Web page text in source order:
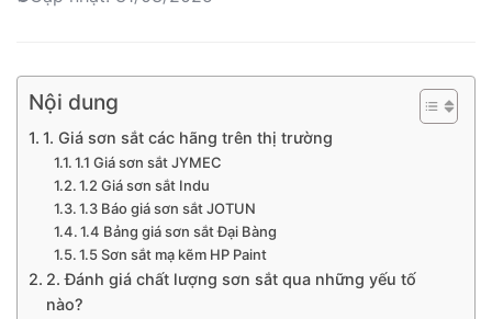
Nội dung
1. Giá sơn sắt các hãng trên thị trường
1.1 Giá sơn sắt JYMEC
1.2 Giá sơn sắt Indu
1.3 Báo giá sơn sắt JOTUN
1.4 Bảng giá sơn sắt Đại Bàng
1.5 Sơn sắt mạ kẽm HP Paint
2. Đánh giá chất lượng sơn sắt qua những yếu tố
nào?